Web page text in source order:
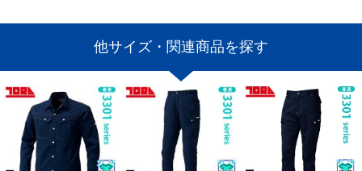
他サイズ・関連商品を探す